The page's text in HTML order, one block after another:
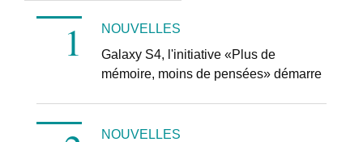
NOUVELLES
Galaxy S4, l'initiative «Plus de
mémoire, moins de pensées» démarre
NOUVELLES